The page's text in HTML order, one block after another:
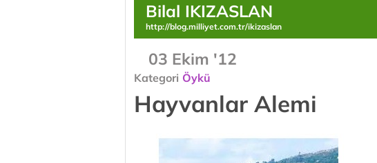
Bilal IKIZASLAN
http://blog.milliyet.com.tr/ikizaslan
03 Ekim '12
Kategori Öykü
Hayvanlar Alemi